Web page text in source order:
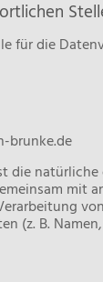
für die
brunke.de
die
mit
von
(z. B.